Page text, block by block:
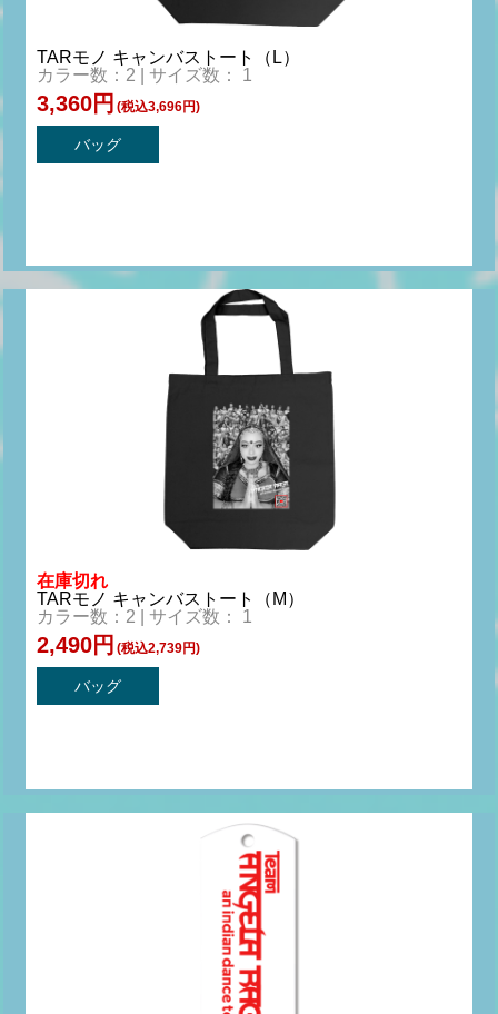
TARモノ キャンバストート（L）
カラー数：2 | サイズ数： 1
3,360円 (税込3,696円)
バッグ
在庫切れ
TARモノ キャンバストート（M）
カラー数：2 | サイズ数： 1
2,490円 (税込2,739円)
バッグ